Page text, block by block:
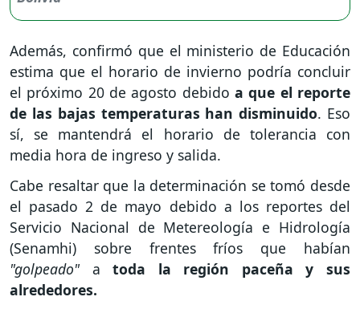
Además, confirmó que el ministerio de Educación
estima que el horario de invierno podría concluir
el próximo 20 de agosto debido a que el reporte
de las bajas temperaturas han disminuido. Eso
sí, se mantendrá el horario de tolerancia con
media hora de ingreso y salida.
Cabe resaltar que la determinación se tomó desde
el pasado 2 de mayo debido a los reportes del
Servicio Nacional de Metereología e Hidrología
(Senamhi) sobre frentes fríos que habían
"golpeado"atoda la región paceña y sus
alrededores.